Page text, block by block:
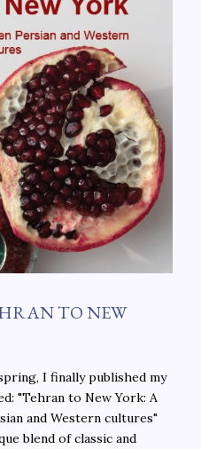
TO NEW
I finally published my
"Tehran to New York: A
and Western cultures"
blend of classic and